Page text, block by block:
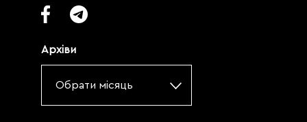
Архіви
Обрати місяць